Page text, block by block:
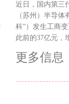
近日，国内第三
（苏州）半导
科”）发生工商
此前的37亿元，
更多信息